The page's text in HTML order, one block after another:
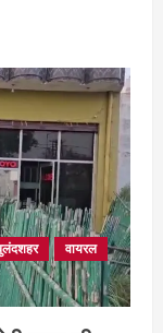
वायरल